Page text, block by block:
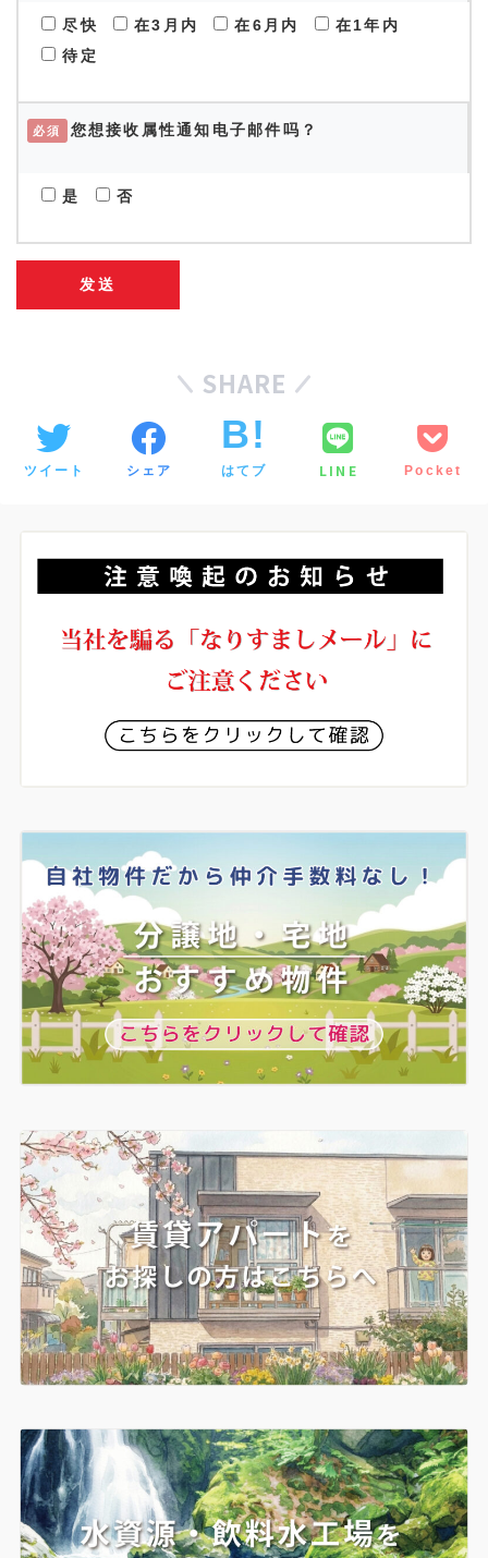
尽快 在3月内 在6月内
在1年内
待定
必須 您想接收属性通知电子邮件吗？
是 否
SHARE
ツイート シェア はてブ LINE Pocket